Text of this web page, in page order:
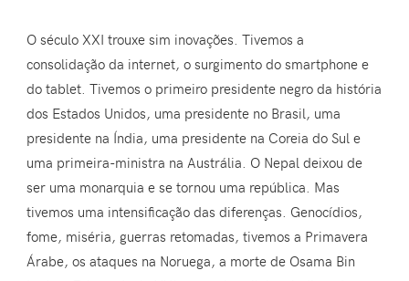
O século XXI trouxe sim inovações. Tivemos a
consolidação da internet, o surgimento do smartphone e
do tablet. Tivemos o primeiro presidente negro da história
dos Estados Unidos, uma presidente no Brasil, uma
presidente na Índia, uma presidente na Coreia do Sul e
uma primeira-ministra na Austrália. O Nepal deixou de
ser uma monarquia e se tornou uma república. Mas
tivemos uma intensificação das diferenças. Genocídios,
fome, miséria, guerras retomadas, tivemos a Primavera
Árabe, os ataques na Noruega, a morte de Osama Bin